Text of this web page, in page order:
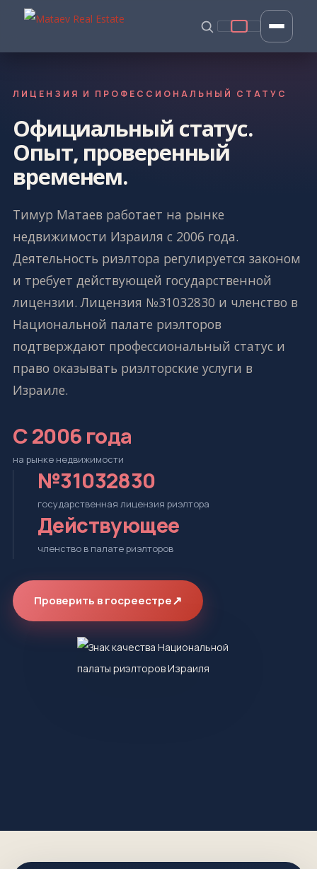
ЛИЦЕНЗИЯ И ПРОФЕССИОНАЛЬНЫЙ СТАТУС
Официальный статус.
Опыт, проверенный
временем.
Тимур Матаев работает на рынке
недвижимости Израиля с 2006 года.
Деятельность риэлтора регулируется законом
и требует действующей государственной
лицензии. Лицензия №31032830 и членство в
Национальной палате риэлторов
подтверждают профессиональный статус и
право оказывать риэлторские услуги в
Израиле.
С 2006 года
на рынке недвижимости
№31032830
государственная лицензия риэлтора
Действующее
членство в палате риэлторов
Проверить в госреестре↗